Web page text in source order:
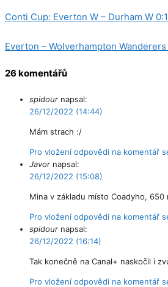
Conti Cup: Everton W – Durham W 0:1
Everton – Wolverhampton Wanderers
26 komentářů
spidour napsal:
26/12/2022 (14:44)
Mám strach :/
Pro vložení odpovědi na komentář
Javor napsal:
26/12/2022 (15:08)
Mina v základu místo Coadyho,
Pro vložení odpovědi na komentář
spidour napsal:
26/12/2022 (16:14)
Tak konečně na Canal+ naskočil i
Pro vložení odpovědi na komentář